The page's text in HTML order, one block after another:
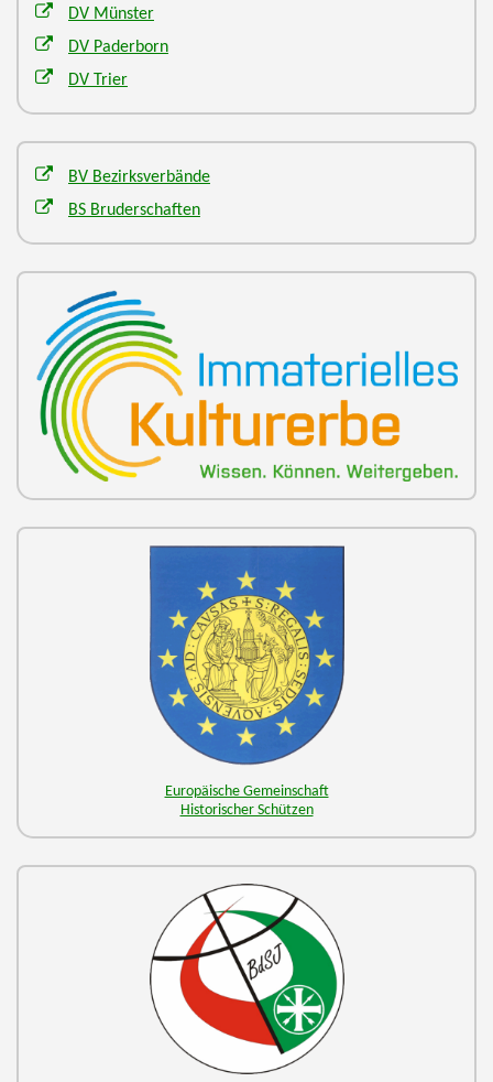
DV Münster
DV Paderborn
DV Trier
BV Bezirksverbände
BS Bruderschaften
Europäische Gemeinschaft
Historischer Schützen